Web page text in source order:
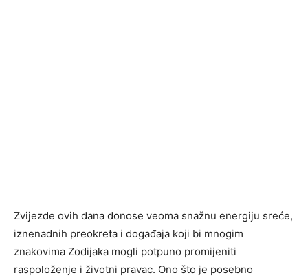
Zvijezde ovih dana donose veoma snažnu energiju sreće,
iznenadnih preokreta i događaja koji bi mnogim
znakovima Zodijaka mogli potpuno promijeniti
raspoloženje i životni pravac. Ono što je posebno